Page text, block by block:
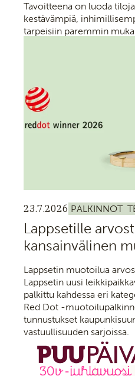
Tavoitteena on luoda
kestävämpiä,
tarpeisiin paremmin
23.7.2026 PALKINNOT
Lappsetille
kansainvälinen
Lappsetin muotoilua
Lappsetin uusi
palkittu kahdessa eri
Red Dot -
tunnustukset
vastuullisuuden sarjoissa.